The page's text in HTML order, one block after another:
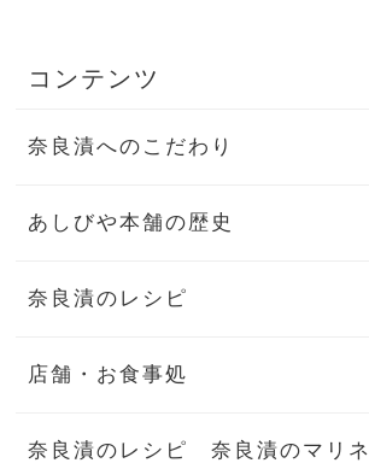
コンテンツ
奈良漬へのこだわり
あしびや本舗の歴史
奈良漬のレシピ
店舗・お食事処
奈良漬のレシピ 奈良漬のマリネ